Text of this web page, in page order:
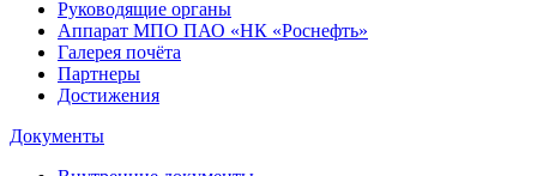
Руководящие органы
Аппарат МПО ПАО «НК «Роснефть»
Галерея почёта
Партнеры
Достижения
Документы